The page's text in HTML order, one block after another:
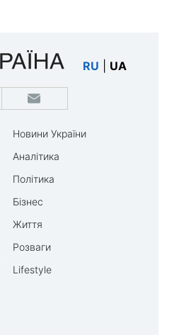
RU UA
Новини України
Аналітика
Політика
Бізнес
Життя
Розваги
Lifestyle